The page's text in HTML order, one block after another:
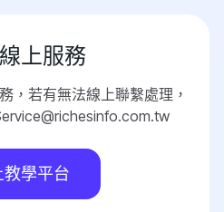
上服務
，若有無法線上聯繫處理，
教學平台